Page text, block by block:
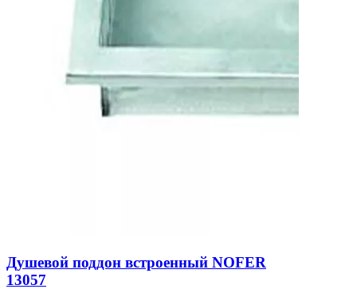
Душевой поддон встроенный NOFER
13057